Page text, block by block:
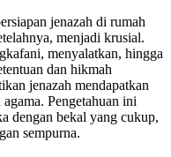
jenazah di rumah
menjadi krusial.
menyalatkan, hingga
dan hikmah
jenazah mendapatkan
Pengetahuan ini
dengan bekal yang cukup,
sempurna.